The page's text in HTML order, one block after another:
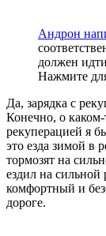
Андрон
должен
Нажмите
Да, зарядка с
Конечно, о
рекуперацией я
это езда зимой в
тормозят на
ездил на сильной
комфортный и
дороге.